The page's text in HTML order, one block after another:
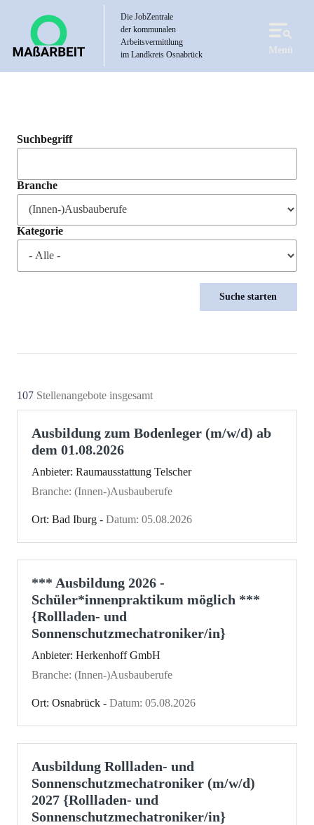
Die JobZentrale
der kommunalen
Arbeitsvermittlung
im Landkreis Osnabrück
Menü
Suchbegriff
Branche
Kategorie
107 Stellenangebote insgesamt
Ausbildung zum Bodenleger (m/w/d) ab
dem 01.08.2026
Anbieter: Raumausstattung Telscher
Branche: (Innen-)Ausbauberufe
Ort: Bad Iburg - Datum: 05.08.2026
*** Ausbildung 2026 -
Schüler*innenpraktikum möglich ***
{Rollladen- und
Sonnenschutzmechatroniker/in}
Anbieter: Herkenhoff GmbH
Branche: (Innen-)Ausbauberufe
Ort: Osnabrück - Datum: 05.08.2026
Ausbildung Rollladen- und
Sonnenschutzmechatroniker (m/w/d)
2027 {Rollladen- und
Sonnenschutzmechatroniker/in}